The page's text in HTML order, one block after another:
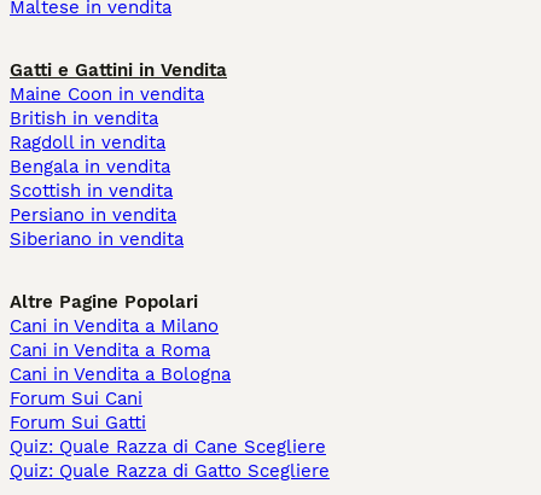
Maltese in vendita
Gatti e Gattini in Vendita
Maine Coon in vendita
British in vendita
Ragdoll in vendita
Bengala in vendita
Scottish in vendita
Persiano in vendita
Siberiano in vendita
Altre Pagine Popolari
Cani in Vendita a Milano
Cani in Vendita a Roma
Cani in Vendita a Bologna
Forum Sui Cani
Forum Sui Gatti
Quiz: Quale Razza di Cane Scegliere
Quiz: Quale Razza di Gatto Scegliere